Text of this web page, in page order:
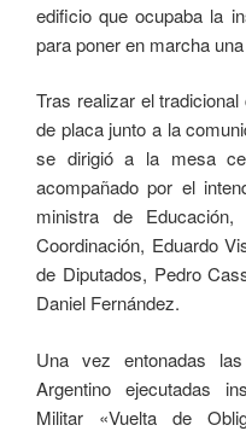
edificio que ocupaba la
para poner en marcha
Tras realizar el
de placa junto a la
se dirigió a la mesa
acompañado por el
ministra de
Coordinación, Eduardo
de Diputados, Pedro
Daniel Fernández.
Una vez entonadas
Argentino ejecutadas
Militar «Vuelta de